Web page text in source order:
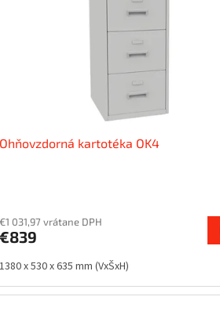
Ohňovzdorná kartotéka OK4
€1 031,97 vrátane DPH
€839
1380 x 530 x 635 mm (VxŠxH)